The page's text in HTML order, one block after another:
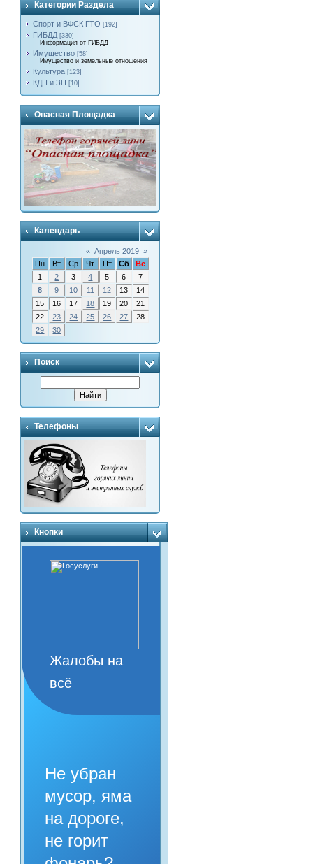
Категории Раздела
Спорт и ВФСК ГТО [192]
ГИБДД [330]
Информация от ГИБДД
Имущество [58]
Имущество и земельные отношения
Культура [123]
КДН и ЗП [10]
Опасная Площадка
Календарь
« Апрель 2019 »
Пн
Вт Ср Чт Пт Сб
Вс
1
2 3 4 5 6
7
8
9 10 11 12 13
14
15
16 17 18 19 20
21
22
23 24 25 26 27
28
29
30
Поиск
Телефоны
Кнопки
Жалобы на
всё
Не убран
мусор, яма
на дороге,
не горит